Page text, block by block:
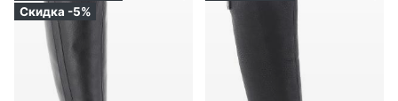
Скидка -5%